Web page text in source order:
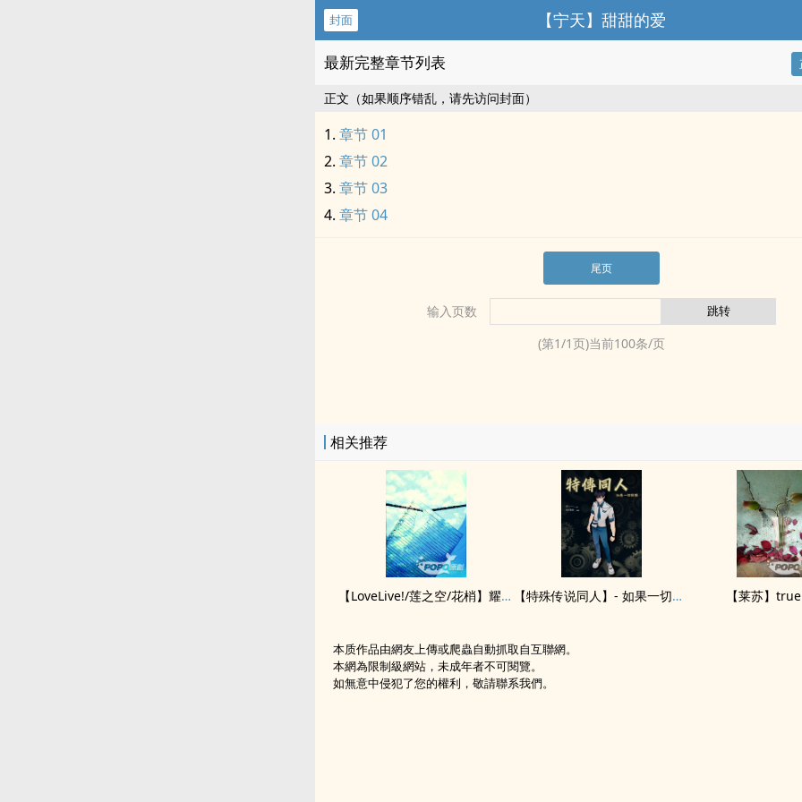
封面 【宁天】甜甜的爱
最新完整章节列表
正文（如果顺序错乱，请先访问封面）
章节 01
章节 02
章节 03
章节 04
尾页
输入页数
(第1/1页)当前100条/页
相关推荐
【LoveLive!/莲之空/花梢】耀夜的花帆ちゃん：肆意绽放(if花帆逃离莲之空) 【特殊传说‍‍‌同‌人‎】- 如果一切从头 【莱苏】
本质作品由網友上傳或爬蟲自動抓取自互聯網。
本網為限制級網站，未成年者不可閱覽。
如無意中侵犯了您的權利，敬請聯系我們。